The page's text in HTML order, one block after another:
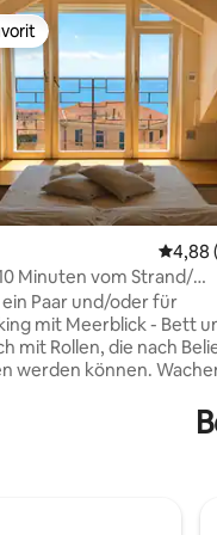
4,88
Minuten vom Strand/
Paar und/oder für
Meerblick - Bett und
mit Rollen, die nach
werden können.